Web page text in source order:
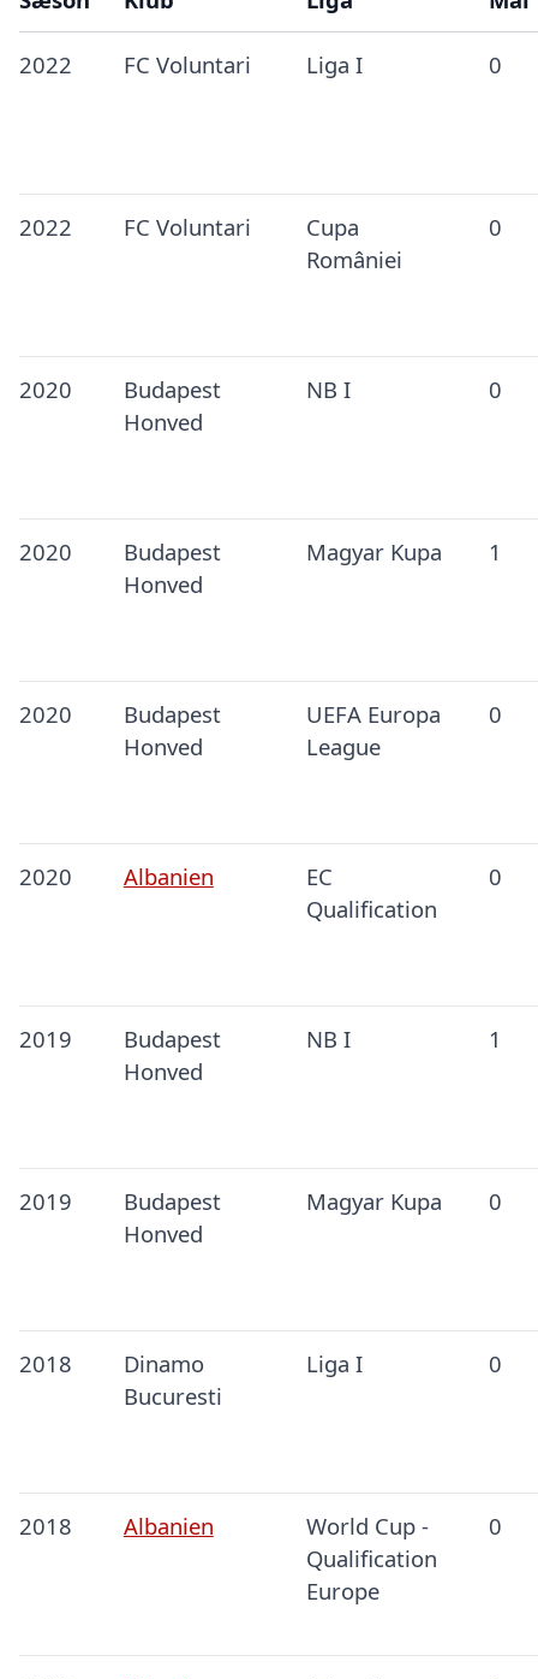
2022 FC Voluntari Liga I 0
2022 FC Voluntari
Cupa
României
0
2020
Budapest
Honved
NB I 0
2020
Budapest
Honved
Magyar Kupa 1
2020
Budapest
Honved
UEFA Europa
League
0
2020 Albanien
EC
Qualification
0
2019
Budapest
Honved
NB I 1
2019
Budapest
Honved
Magyar Kupa 0
2018
Dinamo
Bucuresti
Liga I 0
2018 Albanien
World Cup -
Qualification
Europe
0